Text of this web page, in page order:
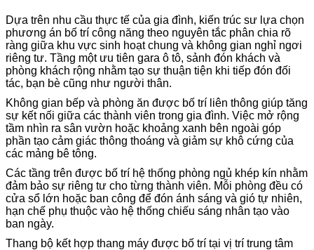
Dựa trên nhu cầu thực tế của gia đình, kiến trúc sư lựa chọn
phương án bố trí công năng theo nguyên tắc phân chia rõ
ràng giữa khu vực sinh hoạt chung và không gian nghỉ ngơi
riêng tư. Tầng một ưu tiên gara ô tô, sảnh đón khách và
phòng khách rộng nhằm tạo sự thuận tiện khi tiếp đón đối
tác, bạn bè cũng như người thân.
Không gian bếp và phòng ăn được bố trí liên thông giúp tăng
sự kết nối giữa các thành viên trong gia đình. Việc mở rộng
tầm nhìn ra sân vườn hoặc khoảng xanh bên ngoài góp
phần tạo cảm giác thông thoáng và giảm sự khô cứng của
các mảng bê tông.
Các tầng trên được bố trí hệ thống phòng ngủ khép kín nhằm
đảm bảo sự riêng tư cho từng thành viên. Mỗi phòng đều có
cửa sổ lớn hoặc ban công để đón ánh sáng và gió tự nhiên,
hạn chế phụ thuộc vào hệ thống chiếu sáng nhân tạo vào
ban ngày.
Thang bộ kết hợp thang máy được bố trí tại vị trí trung tâm